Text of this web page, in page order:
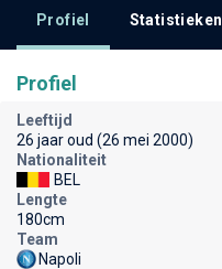
Profiel Statistieken
Profiel
Leeftijd
26 jaar oud (26 mei 2000)
Nationaliteit
BEL
Lengte
180cm
Team
Napoli